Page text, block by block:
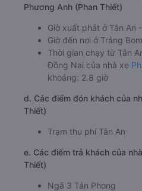
Phương Anh (Phan Thiết)
Giờ xuất phát ở Tân An
Giờ đến nơi ở Trảng
Thời gian chạy từ Tân
Đồng Nai của nhà xe
khoảng: 2.8 giờ
d. Các điểm đón khách của
Thiết)
Trạm thu phí Tân An
e. Các điểm trả khách của
Thiết)
Ngã 3 Tân Phong